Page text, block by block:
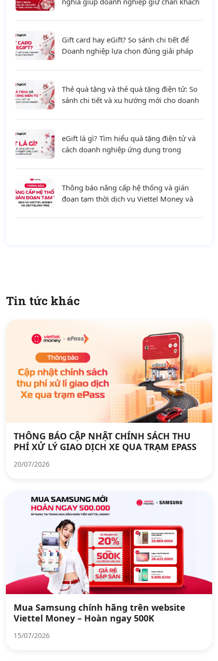
Gift card hay eGift? So sánh chi tiết để
Doanh nghiệp lựa chọn đúng giải pháp
Thẻ quà tặng và thẻ quà tặng điện tử: So
sánh chi tiết và xu hướng mới cho doanh
eGift là gì? Tìm hiểu quà tặng điện tử và
cách doanh nghiệp ứng dụng trong
Thông báo nâng cấp hệ thống và gián
đoạn tạm thời dịch vụ Viettel Money và
Tin tức khác
THÔNG BÁO CẬP NHẬT CHÍNH SÁCH THU
PHÍ XỬ LÝ GIAO DỊCH XE QUA TRẠM EPASS
20/07/2026
Mua Samsung chính hãng trên website
Viettel Money – Hoàn ngay 500K
15/07/2026